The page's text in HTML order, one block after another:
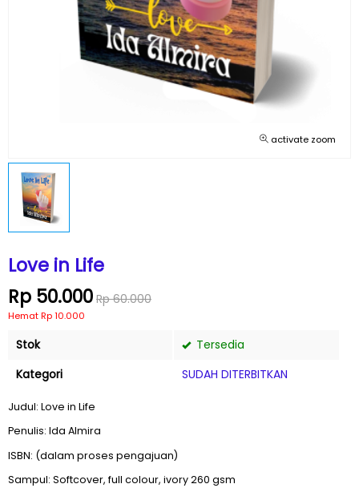
activate zoom
Love in Life
Rp 50.000 Rp 60.000
Hemat Rp 10.000
Stok
Tersedia
Kategori
SUDAH DITERBITKAN
Judul: Love in Life
Penulis: Ida Almira
ISBN: (dalam proses pengajuan)
Sampul: Softcover, full colour, ivory 260 gsm